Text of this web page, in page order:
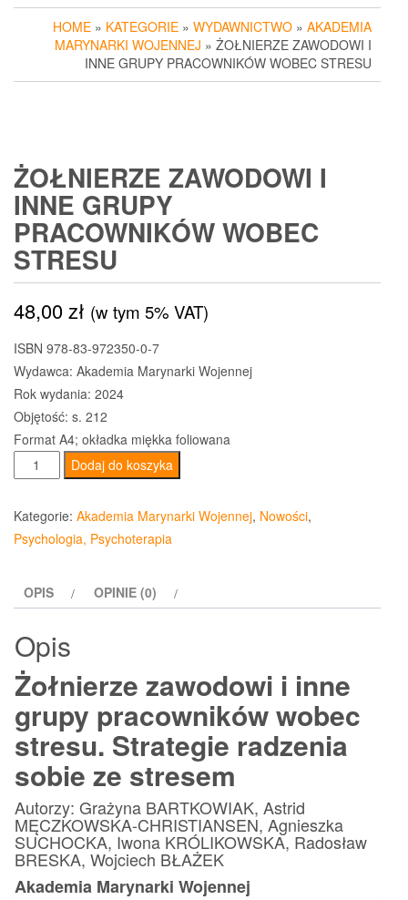
HOME » KATEGORIE » WYDAWNICTWO » AKADEMIA
MARYNARKI WOJENNEJ » ŻOŁNIERZE ZAWODOWI I
INNE GRUPY PRACOWNIKÓW WOBEC STRESU
ŻOŁNIERZE ZAWODOWI I
INNE GRUPY
PRACOWNIKÓW WOBEC
STRESU
48,00zł (w tym 5% VAT)
ISBN 978-83-972350-0-7
Wydawca: Akademia Marynarki Wojennej
Rok wydania: 2024
Objętość: s. 212
Format A4; okładka miękka foliowana
ilość
Żołnierze
zawodowi
i
inne
pracowników
stresu
Dodaj do koszyka
Kategorie: Akademia Marynarki Wojennej, Nowości,
Psychologia, Psychoterapia
OPIS OPINIE (0)
Opis
Żołnierze zawodowi i inne
grupy pracowników wobec
stresu. Strategie radzenia
sobie ze stresem
Autorzy: Grażyna BARTKOWIAK, Astrid
MĘCZKOWSKA-CHRISTIANSEN, Agnieszka
SUCHOCKA, Iwona KRÓLIKOWSKA, Radosław
BRESKA, Wojciech BŁAŻEK
Akademia Marynarki Wojennej